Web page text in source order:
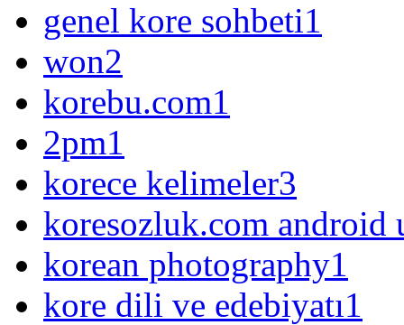
genel kore sohbeti1
won2
korebu.com1
2pm1
korece kelimeler3
koresozluk.com android
korean photography1
kore dili ve edebiyatı1